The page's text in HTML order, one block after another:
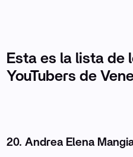
Esta es la lista de
YouTubers de
20. Andrea Elena